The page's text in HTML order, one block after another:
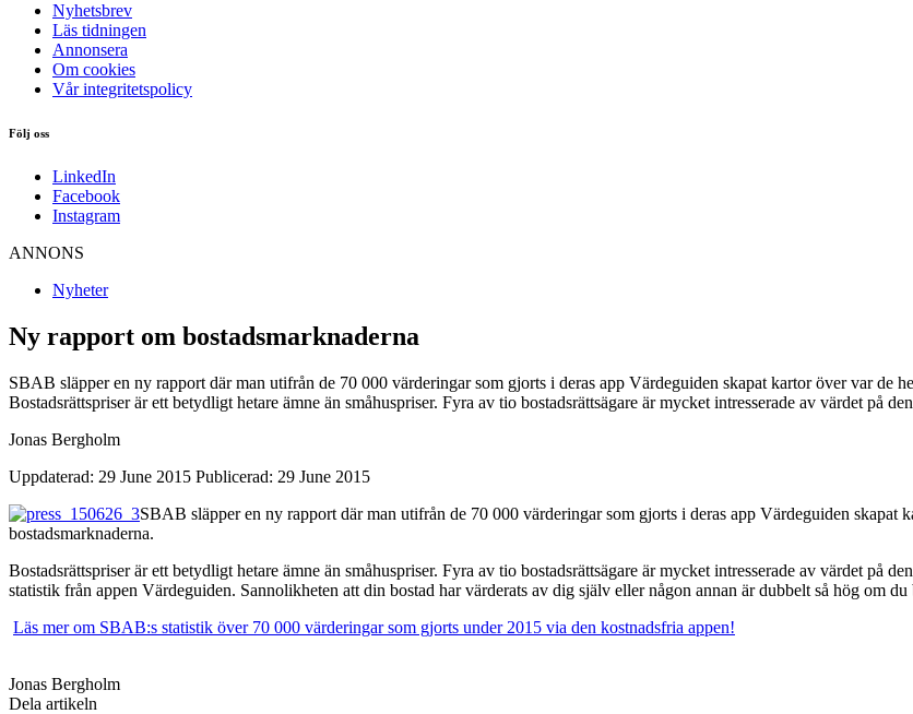
Nyhetsbrev
Läs tidningen
Annonsera
Om cookies
Vår integritetspolicy
Följ oss
LinkedIn
Facebook
Instagram
ANNONS
Nyheter
Ny rapport om bostadsmarknaderna
SBAB släpper en ny rapport där man utifrån de 70 000 värderingar som gjorts i deras app Värdeguiden skapat kartor över var de
Bostadsrättspriser är ett betydligt hetare ämne än småhuspriser. Fyra av tio bostadsrättsägare är mycket intresserade av värdet på
Jonas Bergholm
Uppdaterad: 29 June 2015 Publicerad: 29 June 2015
SBAB släpper en ny rapport där man utifrån de 70 000 värderingar som gjorts i deras app Värdeguiden skapat
bostadsmarknaderna.
Bostadsrättspriser är ett betydligt hetare ämne än småhuspriser. Fyra av tio bostadsrättsägare är mycket intresserade av värdet på
statistik från appen Värdeguiden. Sannolikheten att din bostad har värderats av dig själv eller någon annan är dubbelt så hög om
Läs mer om SBAB:s statistik över 70 000 värderingar som gjorts under 2015 via den kostnadsfria appen!
Jonas Bergholm
Dela artikeln